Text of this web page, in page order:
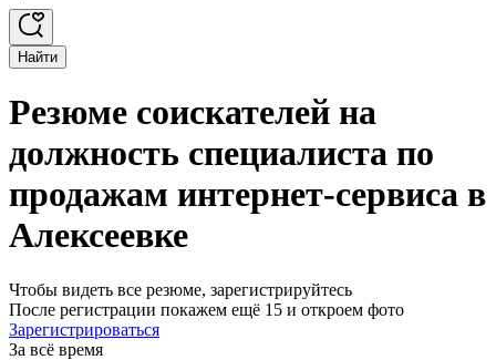
Найти
Резюме соискателей на
должность специалиста по
продажам интернет-сервиса в
Алексеевке
Чтобы видеть все резюме, зарегистрируйтесь
После регистрации покажем ещё 15 и откроем фото
Зарегистрироваться
За всё время